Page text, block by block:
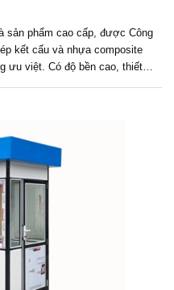
sản phẩm cao cấp, được Công
kết cấu và nhựa composite
ưu việt. Có độ bền cao, thiết…